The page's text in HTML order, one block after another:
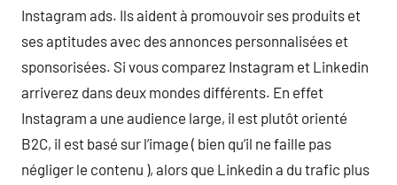
Instagram ads. Ils aident à promouvoir ses produits et
ses aptitudes avec des annonces personnalisées et
sponsorisées. Si vous comparez Instagram et Linkedin
arriverez dans deux mondes différents. En effet
Instagram a une audience large, il est plutôt orienté
B2C, il est basé sur l’image ( bien qu’il ne faille pas
négliger le contenu ), alors que Linkedin a du trafic plus